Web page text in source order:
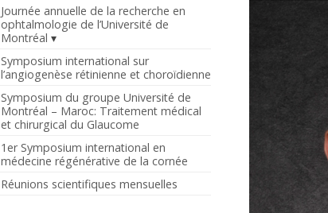
Journée annuelle de la recherche en
ophtalmologie de l’Université de
Montréal
Symposium international sur
l’angiogenèse rétinienne et choroïdienne
Symposium du groupe Université de
Montréal – Maroc: Traitement médical
et chirurgical du Glaucome
1er Symposium international en
médecine régénérative de la cornée
Réunions scientifiques mensuelles